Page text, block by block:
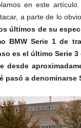
en este artículo.
a parte de lo
últimos de su
BMW Serie 1 de
es el último Serie
desde
pasó a denominarse